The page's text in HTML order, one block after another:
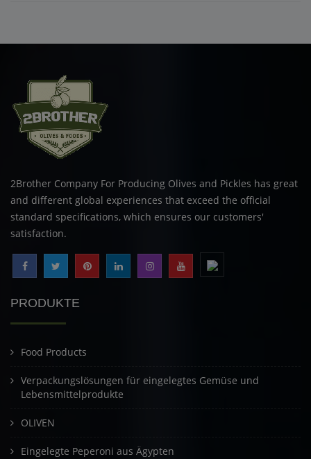
2Brother Company For Producing Olives and Pickles has great
and different global experiences that exceed the official
standard specifications, which ensures our customers'
satisfaction.
PRODUKTE
Food Products
Verpackungslösungen für eingelegtes Gemüse und
Lebensmittelprodukte
OLIVEN
Eingelegte Peperoni aus Ägypten